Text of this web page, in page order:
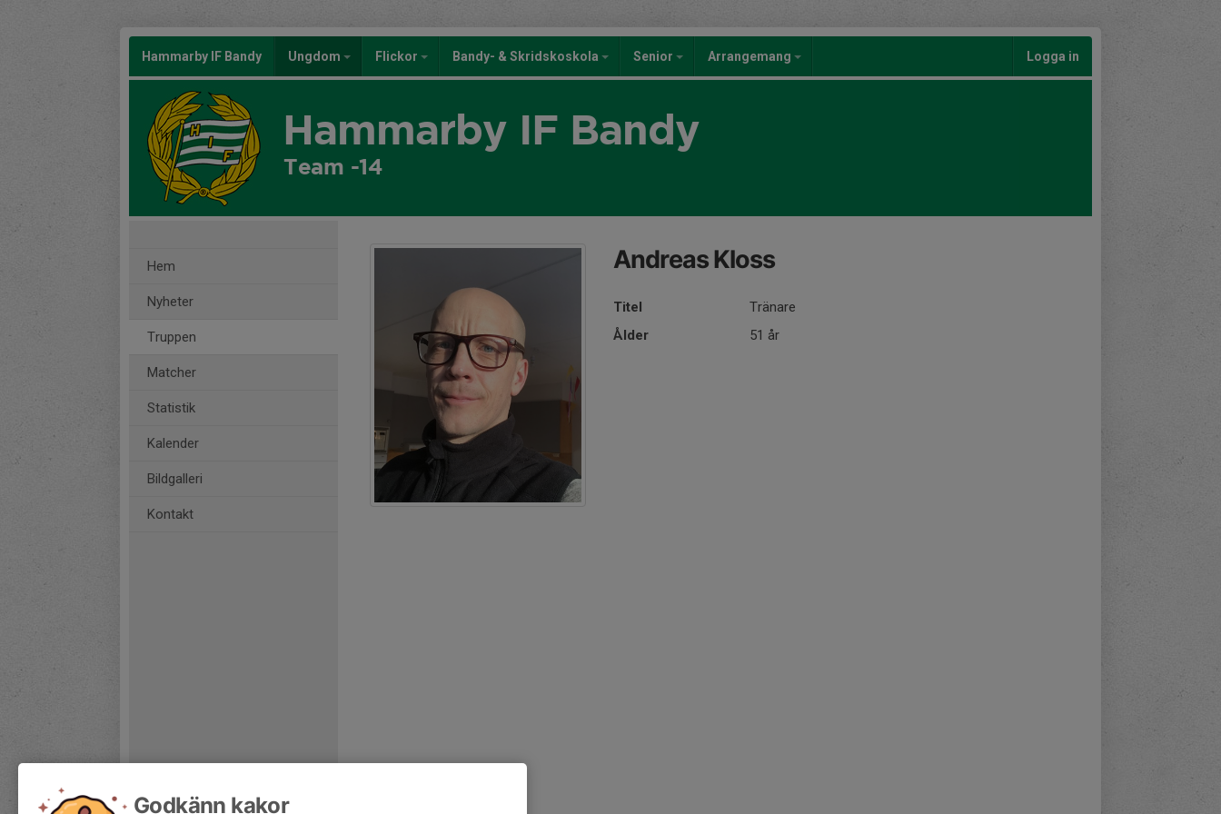
Hammarby IF Bandy Ungdom Flickor Bandy- & Skridskoskola Senior Arrangemang Logga in
Hammarby IF Bandy
Team -14
Hem
Nyheter
Truppen
Matcher
Statistik
Kalender
Bildgalleri
Kontakt
Andreas Kloss
Titel
Tränare
Ålder
51 år
Godkänn kakor